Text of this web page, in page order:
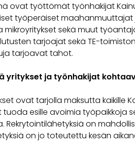
ovat työttömät työnhakijat
työperäiset maahanmuuttajat
mikroyritykset sekä muut
tarjoajat sekä TE-
tarjoavat tahot.
yritykset ja työnhakijat
ovat tarjolla maksutta kaikille
tuoda esille avoimia työpaikkoja
Rekrytointilähetyksiä on
on jo toteutettu kesän